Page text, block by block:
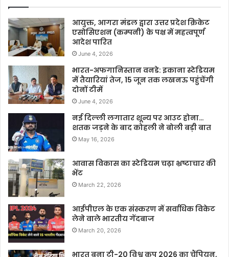
आयुक्त, आगरा मंडल द्वारा उत्तर प्रदेश क्रिकेट
एसोसिएशन (कम्पनी) के पक्ष में महत्वपूर्ण
आदेश पारित
June 4, 2026
भारत-अफगानिस्तान वनडे: इकाना स्टेडियम
में तैयारियां तेज, 15 जून तक लखनऊ पहुंचेंगी
दोनों टीमें
June 4, 2026
नई दिल्ली लगातार शून्य पर आउट होना…
शतक जड़ने के बाद कोहली ने बोली बड़ी बात
May 16, 2026
आवास विकास का स्टेडियम चढ़ा भ्रष्टाचार की
भेंट
March 22, 2026
आईपीएल के एक संस्करण में सर्वाधिक विकेट
लेने वाले भारतीय गेंदबाज
March 20, 2026
भारत बना टी-20 विश्व कप 2026 का चैंपियन,